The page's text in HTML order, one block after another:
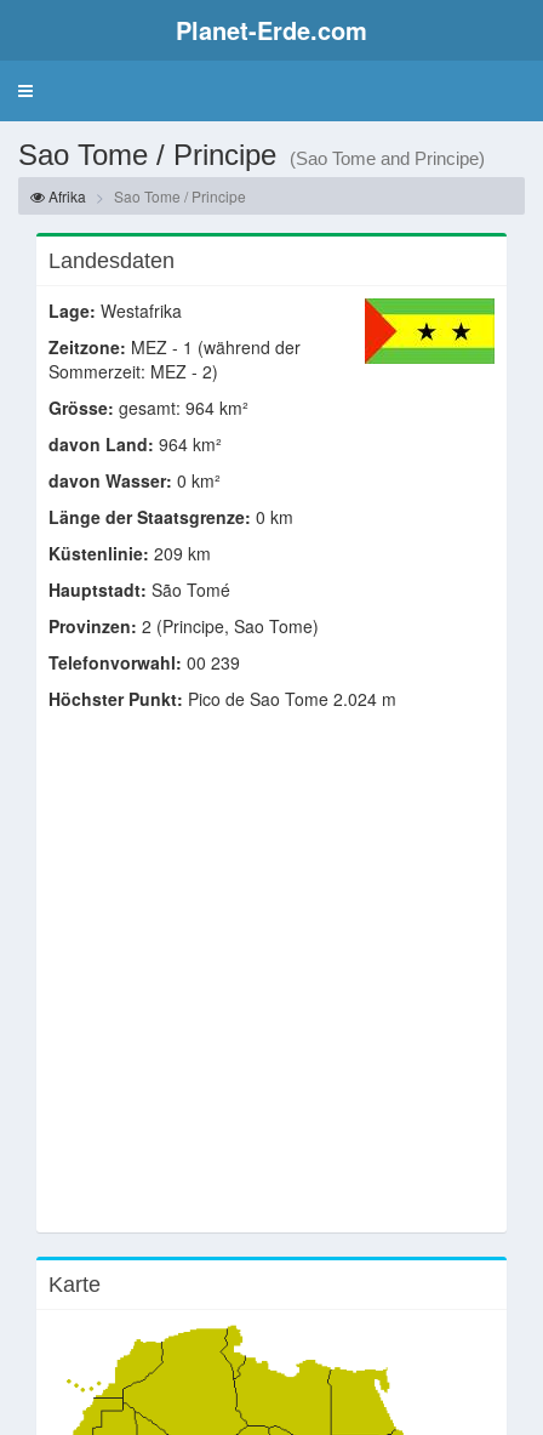
Planet-Erde.com
Sao Tome / Principe
(Sao Tome and Principe)
Afrika
Sao Tome / Principe
Landesdaten
Lage: Westafrika
Zeitzone: MEZ - 1 (während der
Sommerzeit: MEZ - 2)
Grösse: gesamt: 964 km²
davon Land: 964 km²
davon Wasser: 0 km²
Länge der Staatsgrenze: 0 km
Küstenlinie: 209 km
Hauptstadt: São Tomé
Provinzen: 2 (Principe, Sao Tome)
Telefonvorwahl: 00 239
Höchster Punkt: Pico de Sao Tome 2.024 m
Karte